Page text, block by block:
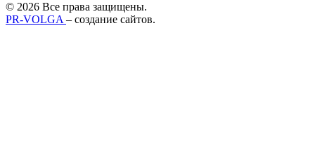
© 2026 Все права защищены.
PR-VOLGA – создание сайтов.